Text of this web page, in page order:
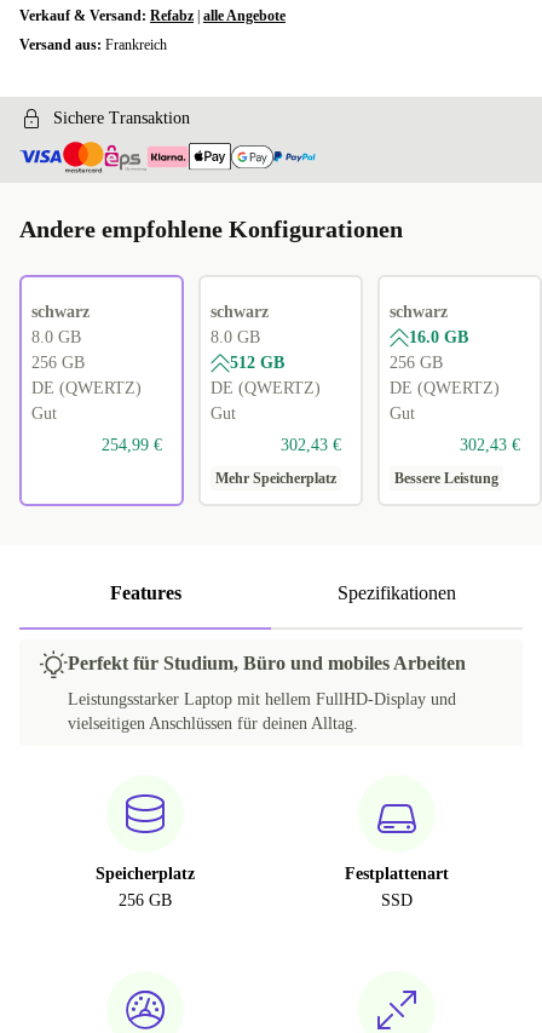
Verkauf & Versand: Refabz alle Angebote
Versand aus: Frankreich
Sichere Transaktion
Andere empfohlene Konfigurationen
schwarz
8.0 GB
256 GB
DE (QWERTZ)
Gut
254,99 €
schwarz
8.0 GB
512 GB
DE (QWERTZ)
Gut
302,43 €
Mehr Speicherplatz
schwarz
16.0 GB
256 GB
DE (QWERTZ)
Gut
302,43 €
Bessere Leistung
Features Spezifikationen
Perfekt für Studium, Büro und mobiles Arbeiten
Leistungsstarker Laptop mit hellem FullHD-Display und
vielseitigen Anschlüssen für deinen Alltag.
Speicherplatz
256 GB
Festplattenart
SSD